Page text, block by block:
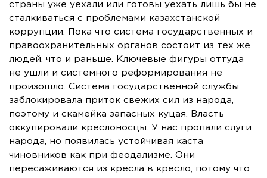
страны уже уехали или готовы уехать лишь бы не
сталкиваться с проблемами казахстанской
коррупции. Пока что система государственных и
правоохранительных органов состоит из тех же
людей, что и раньше. Ключевые фигуры оттуда
не ушли и системного реформирования не
произошло. Система государственной службы
заблокировала приток свежих сил из народа,
поэтому и скамейка запасных куцая. Власть
оккупировали креслоносцы. У нас пропали слуги
народа, но появилась устойчивая каста
чиновников как при феодализме. Они
пересаживаются из кресла в кресло, потому что